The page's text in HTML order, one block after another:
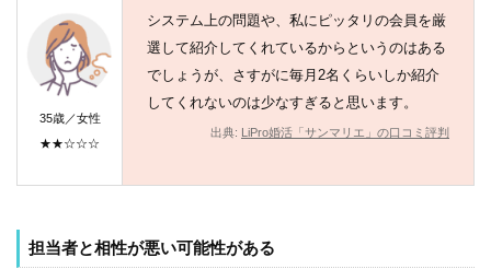
35歳／女性
★★☆☆☆
システム上の問題や、私にピッタリの会員を厳
選して紹介してくれているからというのはある
でしょうが、さすがに毎月2名くらいしか紹介
してくれないのは少なすぎると思います。
出典: LiPro婚活「サンマリエ」の口コミ評判
担当者と相性が悪い可能性がある